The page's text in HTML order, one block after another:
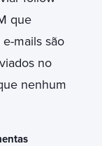
que
mails são
no
nenhum